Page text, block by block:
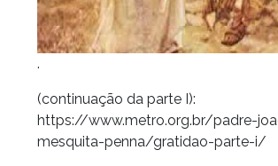
.
(continuação da parte I):
https://www.metro.org.br/padre-
mesquita-penna/gratidao-parte-i/